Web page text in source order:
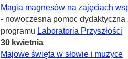
Magia magnesów na zajęciach
- nowoczesna pomoc
programu Laboratoria Przyszłości
30 kwietnia
Majowe święta w słowie i muzyce